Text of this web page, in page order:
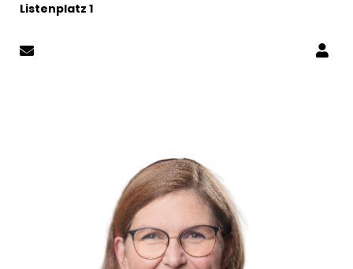
Listenplatz 1